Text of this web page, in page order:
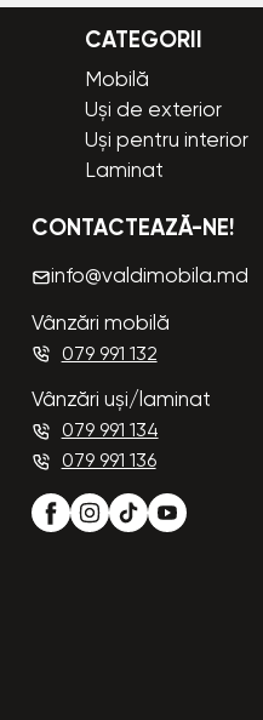
CATEGORII
Mobilă
Uși de exterior
Uși pentru interior
Laminat
CONTACTEAZĂ-NE!
info@valdimobila.md
Vânzări mobilă
079 991 132
Vânzări uși/laminat
079 991 134
079 991 136